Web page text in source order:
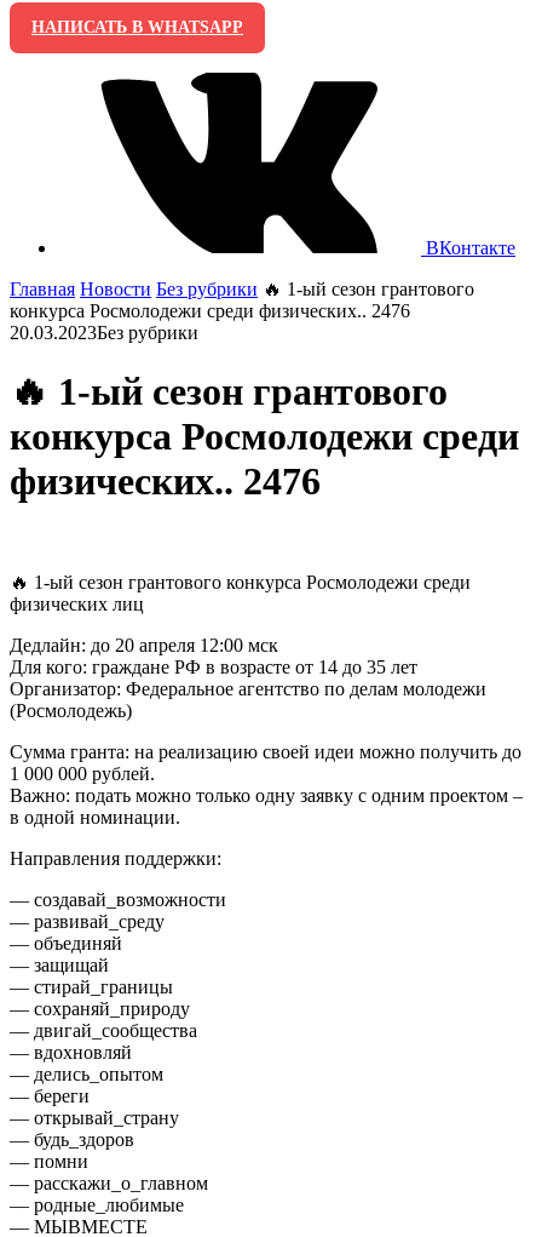
НАПИСАТЬ В WHATSAPP
ВКонтакте
Главная Новости Без рубрики 🔥 1-ый сезон грантового
конкурса Росмолодежи среди физических.. 2476
20.03.2023Без рубрики
🔥 1-ый сезон грантового
конкурса Росмолодежи среди
физических.. 2476
🔥 1-ый сезон грантового конкурса Росмолодежи среди
физических лиц
Дедлайн: до 20 апреля 12:00 мск
Для кого: граждане РФ в возрасте от 14 до 35 лет
Организатор: Федеральное агентство по делам молодежи
(Росмолодежь)
Сумма гранта: на реализацию своей идеи можно получить до
1 000 000 рублей.
Важно: подать можно только одну заявку с одним проектом –
в одной номинации.
Направления поддержки:
— создавай_возможности
— развивай_среду
— объединяй
— защищай
— стирай_границы
— сохраняй_природу
— двигай_сообщества
— вдохновляй
— делись_опытом
— береги
— открывай_страну
— будь_здоров
— помни
— расскажи_о_главном
— родные_любимые
— МЫВМЕСТЕ